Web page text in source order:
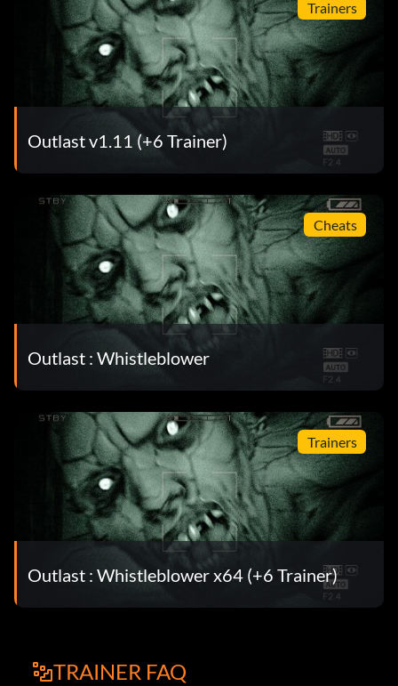
Trainers
Outlast v1.11 (+6 Trainer)
Cheats
Outlast : Whistleblower
Trainers
Outlast : Whistleblower x64 (+6 Trainer)
TRAINER FAQ